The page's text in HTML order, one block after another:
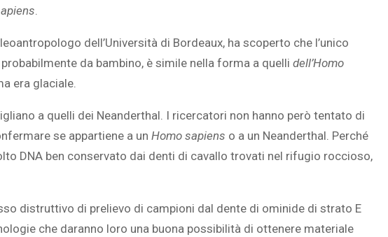
.
dell’Università di Bordeaux, ha scoperto che l’unico
da bambino, è simile nella forma a quelli dell’Homo
era glaciale.
a quelli dei Neanderthal. I ricercatori non hanno però tentato di
se appartiene a un Homo sapiens o a un Neanderthal. Perché
DNA ben conservato dai denti di cavallo trovati nel rifugio roccioso,
distruttivo di prelievo di campioni dal dente di ominide di strato E
che daranno loro una buona possibilità di ottenere materiale